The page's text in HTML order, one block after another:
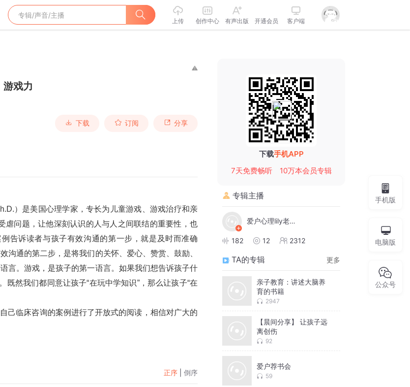
上传 创作中心 有声出版 开通会员 客户端
游戏力
下载 订阅 分享
）是美国心理学家，专长为儿童游戏、游戏治疗和亲
问题，让他深刻认识的人与人之间联结的重要性，也
告诉读者与孩子有效沟通的第一步，就是及时而准确
沟通的第二步，是将我们的关怀、爱心、赞赏、鼓励、
言。游戏，是孩子的第一语言。如果我们想告诉孩子什
既然我们都同意让孩子“在玩中学知识”，那么让孩子“在
临床咨询的案例进行了开放式的阅读，相信对广大的
正序 倒序
下载手机APP
7天免费畅听
10万本会员专辑
专辑主播
爱户心理lily老师
182 12 2312
TA的专辑 更多
亲子教育：讲述大脑养
育的书籍
2947
【晨间分享】 让孩子远
离创伤
92
爱户荐书会
59
手机版
电脑版
公众号